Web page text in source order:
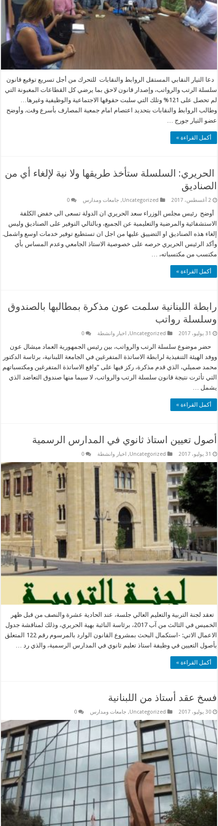
دعا التيار النقابي المستقل الروابط والنقابات للتحرك من أجل تسريع توقيع قانون
سلسلة الرتب والرواتب، وإصدار قانون لاحق بما يرضي كل القطاعات المغبونة التي
لم تحصل على 121% وتلك التي سلبت حقوقها الاجتماعية والوظيفية وغيرها…
وطالب الروابط والنقابات بتحديد اعتصام امام جمعية المصارف بأسرع وقت. وأوضح
عضو التيار جورج …
أكمل القراءة »
الحريري: السلسلة ستأخذ طريقها ولا نية لإلغاء أي من
الصناديق
2 أغسطس، 2017 Uncategorized
, جامعات ومدارس 0
أوضح رئيس مجلس الوزراء سعد الحريري ان الدولة تسعى الى خفض الكلفة
الاستشفائية والمرضية والتعليمية عن الجميع، وبالتالي التوفير على الصناديق وليس
إلغاء هذه الصناديق او التضييق عليها من اجل ان تستطيع توفير خدمات اوسع واشمل.
وأكد الرئيس الحريري حرصه على خصوصية الاستاذ الجامعي وعدم المساس بأي
مكتسب من مكتسباته، …
أكمل القراءة »
رابطة اللبنانية سلمت عون مذكرة بمطالبها بالصندوق
وسلسلة رواتب
31 يوليو، 2017 Uncategorized
, اخبار وانشطة 0
حضر موضوع سلسلة الرتب والرواتب، بين رئيس الجمهورية العماد ميشال عون
ووفد الهيئة التنفيذية لرابطة الاساتذة المتفرغين في الجامعة اللبنانية، برئاسة الدكتور
محمد صميلي، الذي قدم مذكرة، ركز فيها على “واقع الاساتذة المتفرغين ومكتسباتهم
التي تأثرت نتيجة قانون سلسلة الرتب والرواتب، لا سيما منها صندوق التعاضد الذي
يشمل …
أكمل القراءة »
أصول تعيين استاذ ثانوي في المدارس الرسمية
31 يوليو، 2017 Uncategorized
, اخبار وانشطة 0
تعقد لجنة التربية والتعليم العالي جلسة، عند الحادية عشرة والنصف من قبل ظهر
الخميس في الثالث من آب 2017، برئاسة النائبة بهية الحريري، وذلك لمناقشة جدول
الاعمال الاتي: -استكمال البحث بمشروع القانون الوارد بالمرسوم رقم 122 المتعلق
بأصول التعيين في وظيفة استاذ تعليم ثانوي في المدارس الرسمية، والذي رد …
أكمل القراءة »
فسخ عقد أستاذ من اللبنانية
30 يوليو، 2017 Uncategorized
, جامعات ومدارس 0